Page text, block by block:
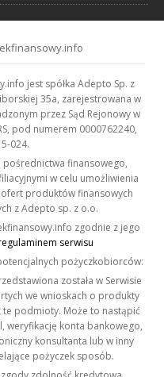
jest spółka Adepto Sp. z
35a, zarejestrowana w
przez Sąd Rejonowy w
pod numerem 0000762240,
024.
pośrednictwa finansowego,
w celu umożliwienia
produktów finansowych
z Adepto sp. z o.o.
zgodnie z jego
serwisu
pożyczkobiorców:
została w Serwisie
we wnioskach o produkty
podmioty. Może to nastąpić
weryfikację konta bankowego,
konsultanta lub w inny
pożyczek sposób.